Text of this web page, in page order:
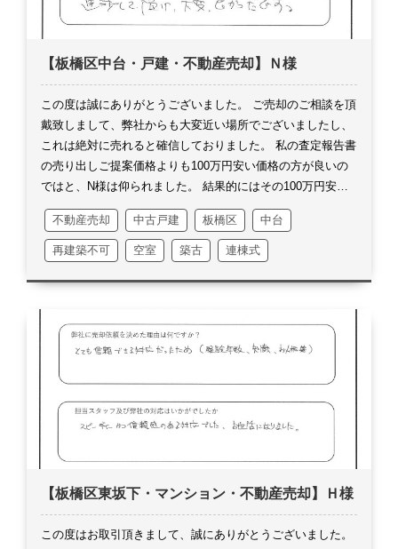
広がりでありがとうございます！お取引が無事に終わり、ご
お嬢様の所に行
かれる際は、少し弊社へ寄り道してください。長くなりまし
たが、これから寒くなりますので、どうかお身体には十分お
【板橋区中台・戸建・不動産売却】Ｎ様
この度は誠にありがとうございました。 ご売却のご相談を頂
戴致しまして、弊社からも大変近い場所でございましたし、
これは絶対に売れると確信しておりました。 私の査定報告書
の売り出しご提案価格よりも100万円安い価格の方が良いの
ではと、N様は仰られました。 結果的にはその100万円安く
販売させて頂いた事が、スピーディーなお取引に繋がったの
だと思います。 私の中でとても印象に残っている事がござい
ます。何かといいますと、今回ご購入頂きましたお客様との
です。たまたま外出中で、お電話は奥様にご対応頂きまし
て、折り返し対応にして頂きました。
早々に折り返しのお電
話を頂戴しましたら、奥様から「大事な話だから、外出先か
ら戻ったらお電話をするそうです」とのご連絡を頂きまし
でもどんな状況下でも対応は出来るものの、その時々におい
て落ち着いて正しい判断が出来ない事もあるのかも知れませ
ん。
日々どうしてもせかせかしがちで、効率よく物事を進め
ているつもりですが、何か大事な事に気付かせて頂いたよう
にも思います。評価も99点を頂戴し、マイナス1点の理由は
契約時に弊社代表に逢えなかったからという事でした。お引
渡しの最後の最後で、弊社の代表がご挨拶する事は出来まし
不動産売却 中古戸建 板橋区 中台
再建築不可 空室 築古 連棟式
【板橋区東坂下・マンション・不動産売却】Ｈ様
この度はお取引頂きまして、誠にありがとうございました。